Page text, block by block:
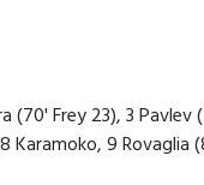
(70' Frey 23), 3
9 Rovaglia